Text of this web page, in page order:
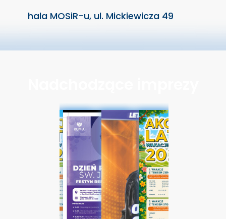
hala MOSiR-u, ul. Mickiewicza 49